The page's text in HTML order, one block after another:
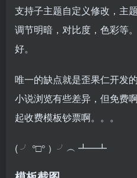
支持子主题自定义修改，主
调节明暗，对比度，色彩等
好。
唯一的缺点就是歪果仁开发
小说浏览有些差异，但免费
起收费模板钞票啊。。。
(╯ °□° ）╯︵ ┻━┻